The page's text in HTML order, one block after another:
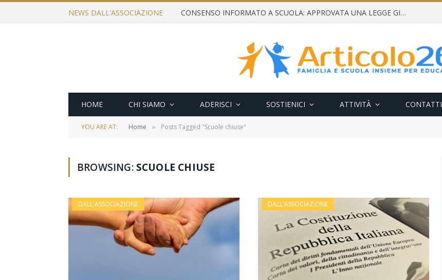
NEWS DALL'ASSOCIAZIONE CONSENSO INFORMATO A SCUOLA: APPROVATA UNA LEGGE GIUSTA E NECESSARIA
HOME CHI SIAMO ADERISCI SOSTIENICI ATTIVITÀ CONTATTI
YOU ARE AT: Home » Posts Tagged "Scuole chiuse"
BROWSING: SCUOLE CHIUSE
DALL'ASSOCIAZIONE DALL'ASSOCIAZIONE